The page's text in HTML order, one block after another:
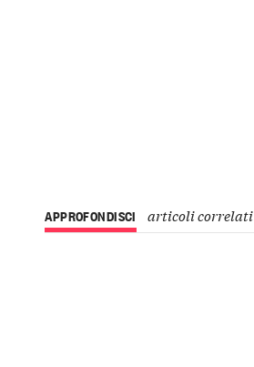
APPROFONDISCI articoli correlati